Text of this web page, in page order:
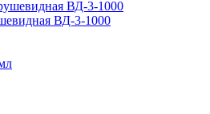
ВД-3-1000